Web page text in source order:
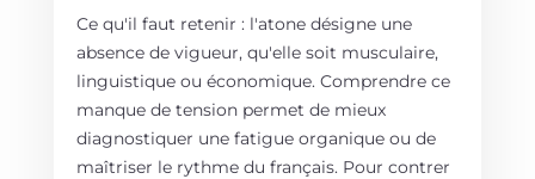
Ce qu'il faut retenir : l'atone désigne une
absence de vigueur, qu'elle soit musculaire,
linguistique ou économique. Comprendre ce
manque de tension permet de mieux
diagnostiquer une fatigue organique ou de
maîtriser le rythme du français. Pour contrer